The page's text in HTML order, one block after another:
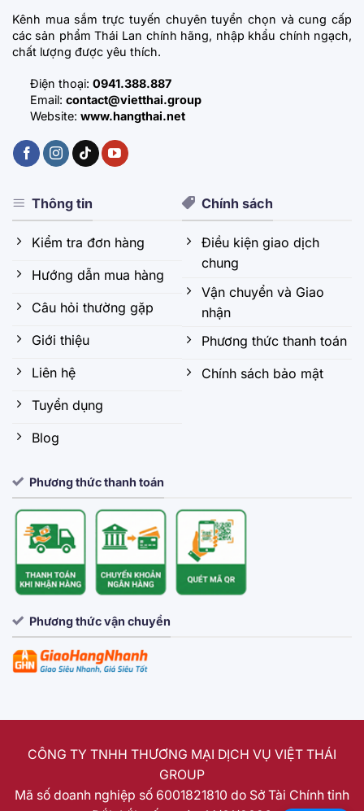
Kênh mua sắm trực tuyến chuyên tuyển chọn và cung cấp
các sản phẩm Thái Lan chính hãng, nhập khẩu chính ngạch,
chất lượng được yêu thích.
Điện thoại: 0941.388.887
Email: contact@vietthai.group
Website: www.hangthai.net
Thông tin
Kiểm tra đơn hàng
Hướng dẫn mua hàng
Câu hỏi thường gặp
Giới thiệu
Liên hệ
Tuyển dụng
Blog
Chính sách
Điều kiện giao dịch
chung
Vận chuyển và Giao
nhận
Phương thức thanh toán
Chính sách bảo mật
Phương thức thanh toán
Phương thức vận chuyển
CÔNG TY TNHH THƯƠNG MẠI DỊCH VỤ VIỆT THÁI
GROUP
Mã số doanh nghiệp số 6001821810 do Sở Tài Chính tỉnh